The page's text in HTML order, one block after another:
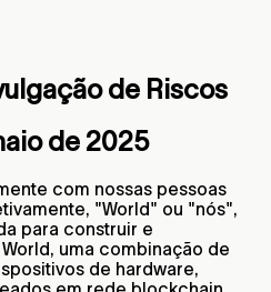
de Riscos
de 2025
com nossas pessoas
"World" ou "nós",
para construir e
uma combinação de
de hardware,